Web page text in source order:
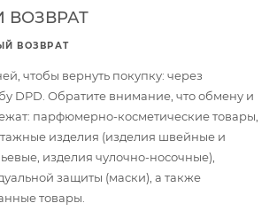
ВОЗВРАТ
ВОЗВРАТ
чтобы вернуть покупку: через
DPD. Обратите внимание, что обмену и
парфюмерно-косметические товары,
изделия (изделия швейные и
изделия чулочно-носочные),
защиты (маски), а также
товары.